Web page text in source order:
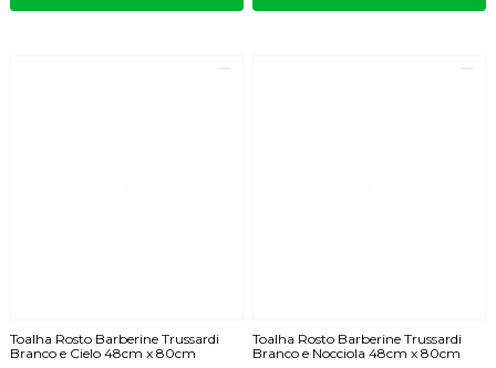
Toalha Rosto Barberine Trussardi
Branco e Cielo 48cm x 80cm
Toalha Rosto Barberine Trussardi
Branco e Nocciola 48cm x 80cm